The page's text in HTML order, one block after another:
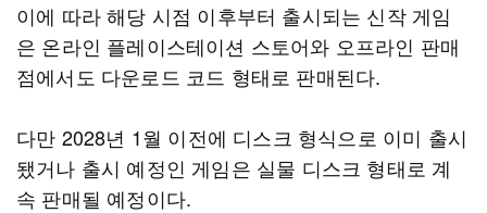
이에 따라 해당 시점 이후부터 출시되는 신작 게임
은 온라인 플레이스테이션 스토어와 오프라인 판매
점에서도 다운로드 코드 형태로 판매된다.
다만 2028년 1월 이전에 디스크 형식으로 이미 출시
됐거나 출시 예정인 게임은 실물 디스크 형태로 계
속 판매될 예정이다.